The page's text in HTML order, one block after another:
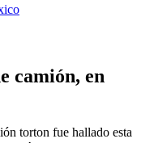
camión, en
torton fue hallado esta